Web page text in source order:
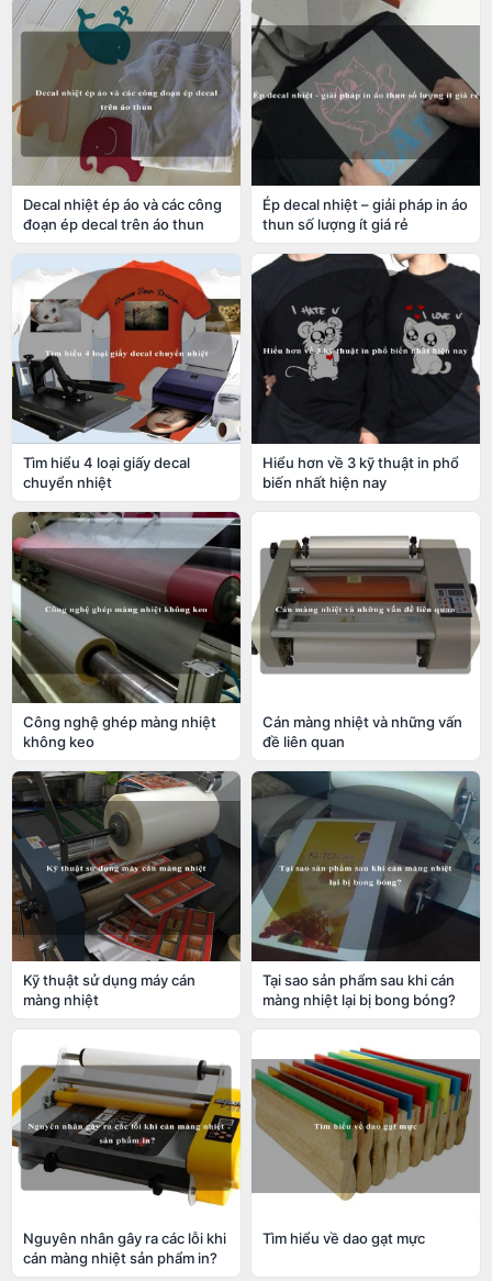
Decal nhiệt ép áo và các công
đoạn ép decal trên áo thun
Ép decal nhiệt – giải pháp in áo
thun số lượng ít giá rẻ
Tìm hiểu 4 loại giấy decal
chuyển nhiệt
Hiểu hơn về 3 kỹ thuật in phổ
biến nhất hiện nay
Công nghệ ghép màng nhiệt
không keo
Cán màng nhiệt và những vấn
đề liên quan
Kỹ thuật sử dụng máy cán
màng nhiệt
Tại sao sản phẩm sau khi cán
màng nhiệt lại bị bong bóng?
Nguyên nhân gây ra các lỗi khi
cán màng nhiệt sản phẩm in?
Tìm hiểu về dao gạt mực